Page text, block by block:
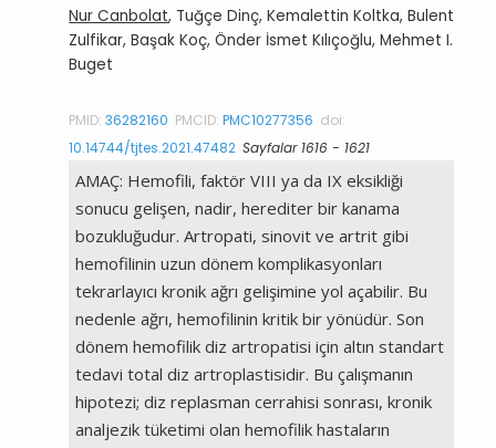
Nur Canbolat, Tuğçe Dinç, Kemalettin Koltka, Bulent
Zulfikar, Başak Koç, Önder İsmet Kılıçoğlu, Mehmet I.
Buget
PMID:36282160 PMCID:PMC10277356 doi:
10.14744/tjtes.2021.47482 Sayfalar 1616 - 1621
AMAÇ: Hemofili, faktör VIII ya da IX eksikliği
sonucu gelişen, nadir, herediter bir kanama
bozukluğudur. Artropati, sinovit ve artrit gibi
hemofilinin uzun dönem komplikasyonları
tekrarlayıcı kronik ağrı gelişimine yol açabilir. Bu
nedenle ağrı, hemofilinin kritik bir yönüdür. Son
dönem hemofilik diz artropatisi için altın standart
tedavi total diz artroplastisidir. Bu çalışmanın
hipotezi; diz replasman cerrahisi sonrası, kronik
analjezik tüketimi olan hemofilik hastaların